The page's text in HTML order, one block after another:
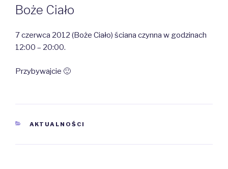
W
Boże Ciało
7 czerwca 2012 (Boże Ciało) ściana czynna w godzinach
12:00 – 20:00.
Przybywajcie 🙂
KATEGORIE
AKTUALNOŚCI